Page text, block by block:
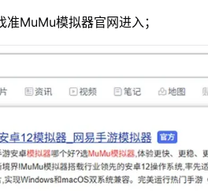
准MuMu模拟器官网进入；